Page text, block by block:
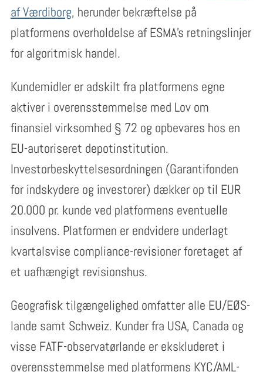
af Værdiborg, herunder bekræftelse på
platformens overholdelse af ESMA’s retningslinjer
for algoritmisk handel.
Kundemidler er adskilt fra platformens egne
aktiver i overensstemmelse med Lov om
finansiel virksomhed § 72 og opbevares hos en
EU-autoriseret depotinstitution.
Investorbeskyttelsesordningen (Garantifonden
for indskydere og investorer) dækker op til EUR
20.000 pr. kunde ved platformens eventuelle
insolvens. Platformen er endvidere underlagt
kvartalsvise compliance-revisioner foretaget af
et uafhængigt revisionshus.
Geografisk tilgængelighed omfatter alle EU/EØS-
lande samt Schweiz. Kunder fra USA, Canada og
visse FATF-observatørlande er ekskluderet i
overensstemmelse med platformens KYC/AML-